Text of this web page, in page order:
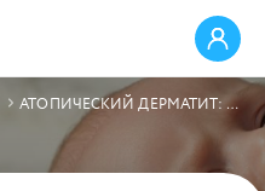
АТОПИЧЕСКИЙ ДЕРМАТИТ: ЭТО “СТРАШНОЕ” СЛОВО ГОРМОНЫ?